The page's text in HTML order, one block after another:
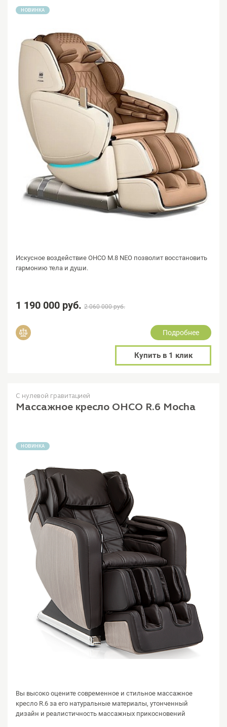
НОВИНКА
Искусное воздействие OHCO M.8 NEO позволит восстановить
гармонию тела и души.
1 190 000 руб. 2 060 000 руб.
Подробнее
Купить в 1 клик
С нулевой гравитацией
Массажное кресло OHCO R.6 Mocha
НОВИНКА
Вы высоко оцените современное и стильное массажное
кресло R.6 за его натуральные материалы, утонченный
дизайн и реалистичность массажных прикосновений